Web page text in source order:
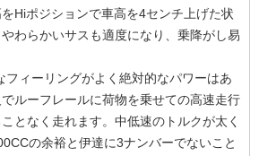
Hiポジションで車高を4センチ上げた状
わらかいサスも適度になり、乗降がし易
フィーリングがよく絶対的なパワーはあ
ルーフレールに荷物を乗せての高速走行
となく走れます。中低速のトルクが太く
の余裕と伊達に3ナンバーでないこと